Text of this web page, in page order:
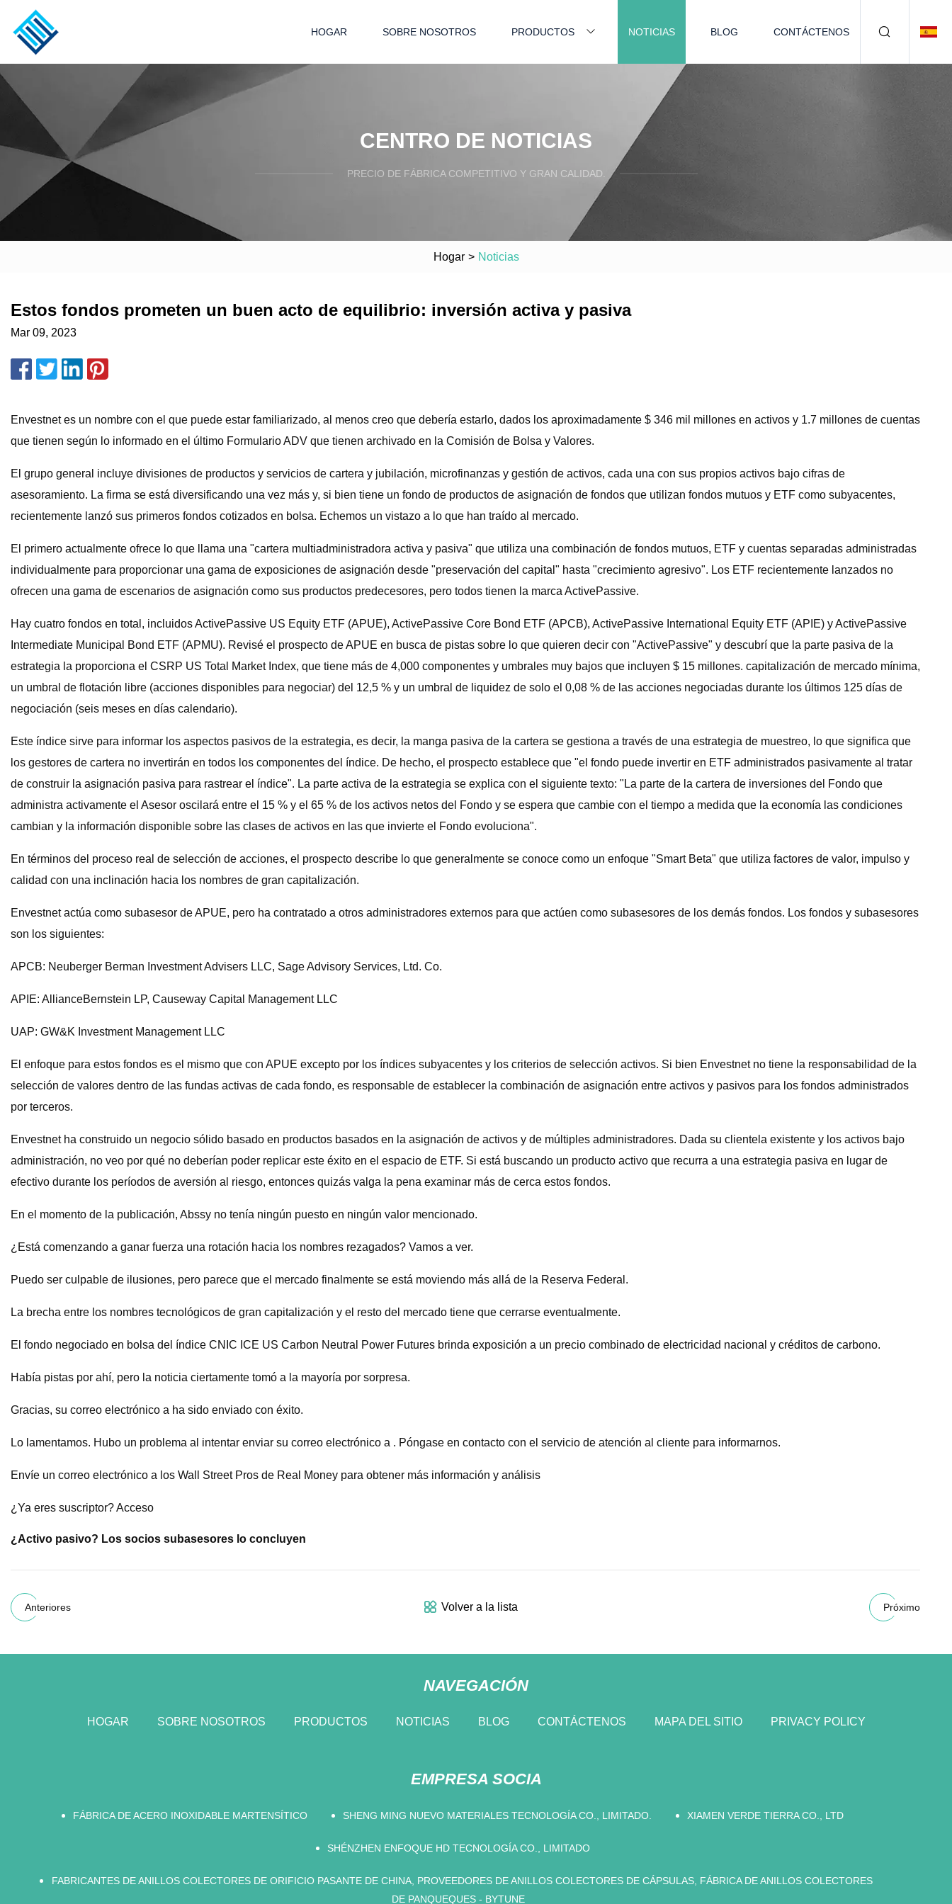
HOGAR SOBRE NOSOTROS PRODUCTOS NOTICIAS BLOG CONTÁCTENOS
CENTRO DE NOTICIAS
PRECIO DE FÁBRICA COMPETITIVO Y GRAN CALIDAD.
Hogar > Noticias
Estos fondos prometen un buen acto de equilibrio: inversión activa y pasiva
Mar 09, 2023
Envestnet es un nombre con el que puede estar familiarizado, al menos creo que debería estarlo, dados los aproximadamente $ 346 mil millones en activos y 1.7 millones de cuentas
que tienen según lo informado en el último Formulario ADV que tienen archivado en la Comisión de Bolsa y Valores.
El grupo general incluye divisiones de productos y servicios de cartera y jubilación, microfinanzas y gestión de activos, cada una con sus propios activos bajo cifras de
asesoramiento. La firma se está diversificando una vez más y, si bien tiene un fondo de productos de asignación de fondos que utilizan fondos mutuos y ETF como subyacentes,
recientemente lanzó sus primeros fondos cotizados en bolsa. Echemos un vistazo a lo que han traído al mercado.
El primero actualmente ofrece lo que llama una "cartera multiadministradora activa y pasiva" que utiliza una combinación de fondos mutuos, ETF y cuentas separadas administradas
individualmente para proporcionar una gama de exposiciones de asignación desde "preservación del capital" hasta "crecimiento agresivo". Los ETF recientemente lanzados no
ofrecen una gama de escenarios de asignación como sus productos predecesores, pero todos tienen la marca ActivePassive.
Hay cuatro fondos en total, incluidos ActivePassive US Equity ETF (APUE), ActivePassive Core Bond ETF (APCB), ActivePassive International Equity ETF (APIE) y ActivePassive
Intermediate Municipal Bond ETF (APMU). Revisé el prospecto de APUE en busca de pistas sobre lo que quieren decir con "ActivePassive" y descubrí que la parte pasiva de la
estrategia la proporciona el CSRP US Total Market Index, que tiene más de 4,000 componentes y umbrales muy bajos que incluyen $ 15 millones. capitalización de mercado mínima,
un umbral de flotación libre (acciones disponibles para negociar) del 12,5 % y un umbral de liquidez de solo el 0,08 % de las acciones negociadas durante los últimos 125 días de
negociación (seis meses en días calendario).
Este índice sirve para informar los aspectos pasivos de la estrategia, es decir, la manga pasiva de la cartera se gestiona a través de una estrategia de muestreo, lo que significa que
los gestores de cartera no invertirán en todos los componentes del índice. De hecho, el prospecto establece que "el fondo puede invertir en ETF administrados pasivamente al tratar
de construir la asignación pasiva para rastrear el índice". La parte activa de la estrategia se explica con el siguiente texto: "La parte de la cartera de inversiones del Fondo que
administra activamente el Asesor oscilará entre el 15 % y el 65 % de los activos netos del Fondo y se espera que cambie con el tiempo a medida que la economía las condiciones
cambian y la información disponible sobre las clases de activos en las que invierte el Fondo evoluciona".
En términos del proceso real de selección de acciones, el prospecto describe lo que generalmente se conoce como un enfoque "Smart Beta" que utiliza factores de valor, impulso y
calidad con una inclinación hacia los nombres de gran capitalización.
Envestnet actúa como subasesor de APUE, pero ha contratado a otros administradores externos para que actúen como subasesores de los demás fondos. Los fondos y subasesores
son los siguientes:
APCB: Neuberger Berman Investment Advisers LLC, Sage Advisory Services, Ltd. Co.
APIE: AllianceBernstein LP, Causeway Capital Management LLC
UAP: GW&K Investment Management LLC
El enfoque para estos fondos es el mismo que con APUE excepto por los índices subyacentes y los criterios de selección activos. Si bien Envestnet no tiene la responsabilidad de la
selección de valores dentro de las fundas activas de cada fondo, es responsable de establecer la combinación de asignación entre activos y pasivos para los fondos administrados
por terceros.
Envestnet ha construido un negocio sólido basado en productos basados ​​en la asignación de activos y de múltiples administradores. Dada su clientela existente y los activos bajo
administración, no veo por qué no deberían poder replicar este éxito en el espacio de ETF. Si está buscando un producto activo que recurra a una estrategia pasiva en lugar de
efectivo durante los períodos de aversión al riesgo, entonces quizás valga la pena examinar más de cerca estos fondos.
En el momento de la publicación, Abssy no tenía ningún puesto en ningún valor mencionado.
¿Está comenzando a ganar fuerza una rotación hacia los nombres rezagados? Vamos a ver.
Puedo ser culpable de ilusiones, pero parece que el mercado finalmente se está moviendo más allá de la Reserva Federal.
La brecha entre los nombres tecnológicos de gran capitalización y el resto del mercado tiene que cerrarse eventualmente.
El fondo negociado en bolsa del índice CNIC ICE US Carbon Neutral Power Futures brinda exposición a un precio combinado de electricidad nacional y créditos de carbono.
Había pistas por ahí, pero la noticia ciertamente tomó a la mayoría por sorpresa.
Gracias, su correo electrónico a ha sido enviado con éxito.
Lo lamentamos. Hubo un problema al intentar enviar su correo electrónico a . Póngase en contacto con el servicio de atención al cliente para informarnos.
Envíe un correo electrónico a los Wall Street Pros de Real Money para obtener más información y análisis
¿Ya eres suscriptor? Acceso
¿Activo pasivo? Los socios subasesores lo concluyen
Anteriores Volver a la lista Próximo
NAVEGACIÓN
HOGAR SOBRE NOSOTROS PRODUCTOS NOTICIAS BLOG CONTÁCTENOS MAPA DEL SITIO PRIVACY POLICY
EMPRESA SOCIA
FÁBRICA DE ACERO INOXIDABLE MARTENSÍTICO SHENG MING NUEVO MATERIALES TECNOLOGÍA CO., LIMITADO. XIAMEN VERDE TIERRA CO., LTD
SHÉNZHEN ENFOQUE HD TECNOLOGÍA CO., LIMITADO
FABRICANTES DE ANILLOS COLECTORES DE ORIFICIO PASANTE DE CHINA, PROVEEDORES DE ANILLOS COLECTORES DE CÁPSULAS, FÁBRICA DE ANILLOS COLECTORES
DE PANQUEQUES - BYTUNE